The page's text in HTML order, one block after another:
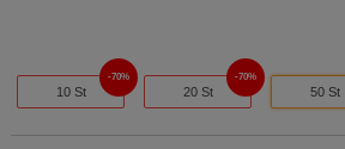
10 St
70%
20 St
70%
50 St